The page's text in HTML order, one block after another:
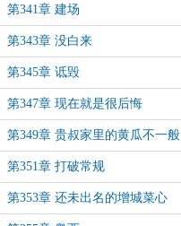
第341章 建场
第343章 没白来
第345章 诋毁
第347章 现在就是很后悔
第349章 贵叔家里的黄瓜不一般
第351章 打破常规
第353章 还未出名的增城菜心